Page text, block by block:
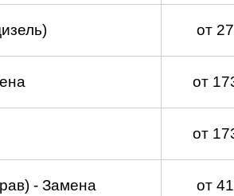
от
от
от
- Замена от